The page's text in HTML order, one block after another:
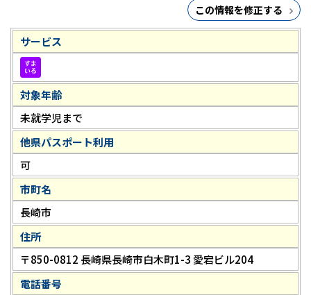
この情報を修正する
サービス
対象年齢
未就学児まで
他県パスポート利用
可
市町名
長崎市
住所
〒850-0812 長崎県長崎市白木町1-3 愛宕ビル204
電話番号